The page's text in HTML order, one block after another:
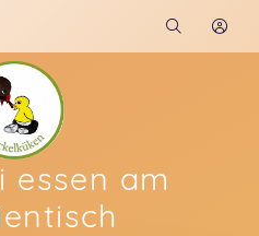
essen am